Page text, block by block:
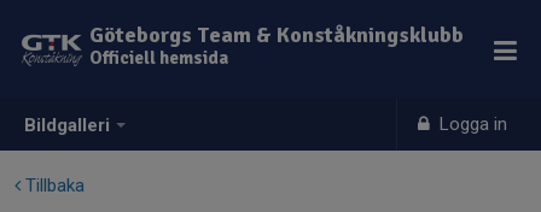
Bildgalleri Logga in
Göteborgs Team & Konståkningsklubb
Officiell hemsida
Tillbaka